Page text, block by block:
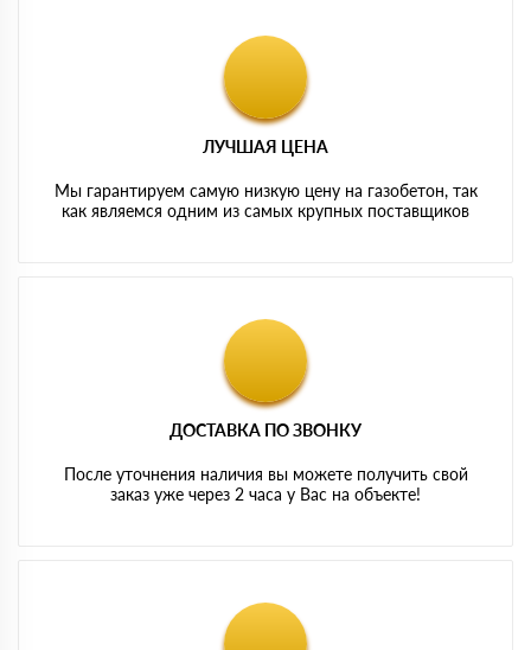
ЛУЧШАЯ ЦЕНА
Мы гарантируем самую низкую цену на газобетон, так
как являемся одним из самых крупных поставщиков
ДОСТАВКА ПО ЗВОНКУ
После уточнения наличия вы можете получить свой
заказ уже через 2 часа у Вас на объекте!